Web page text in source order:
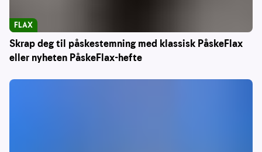
Skrap deg til påskestemning med klassisk PåskeFlax
eller nyheten PåskeFlax-hefte
FLAX